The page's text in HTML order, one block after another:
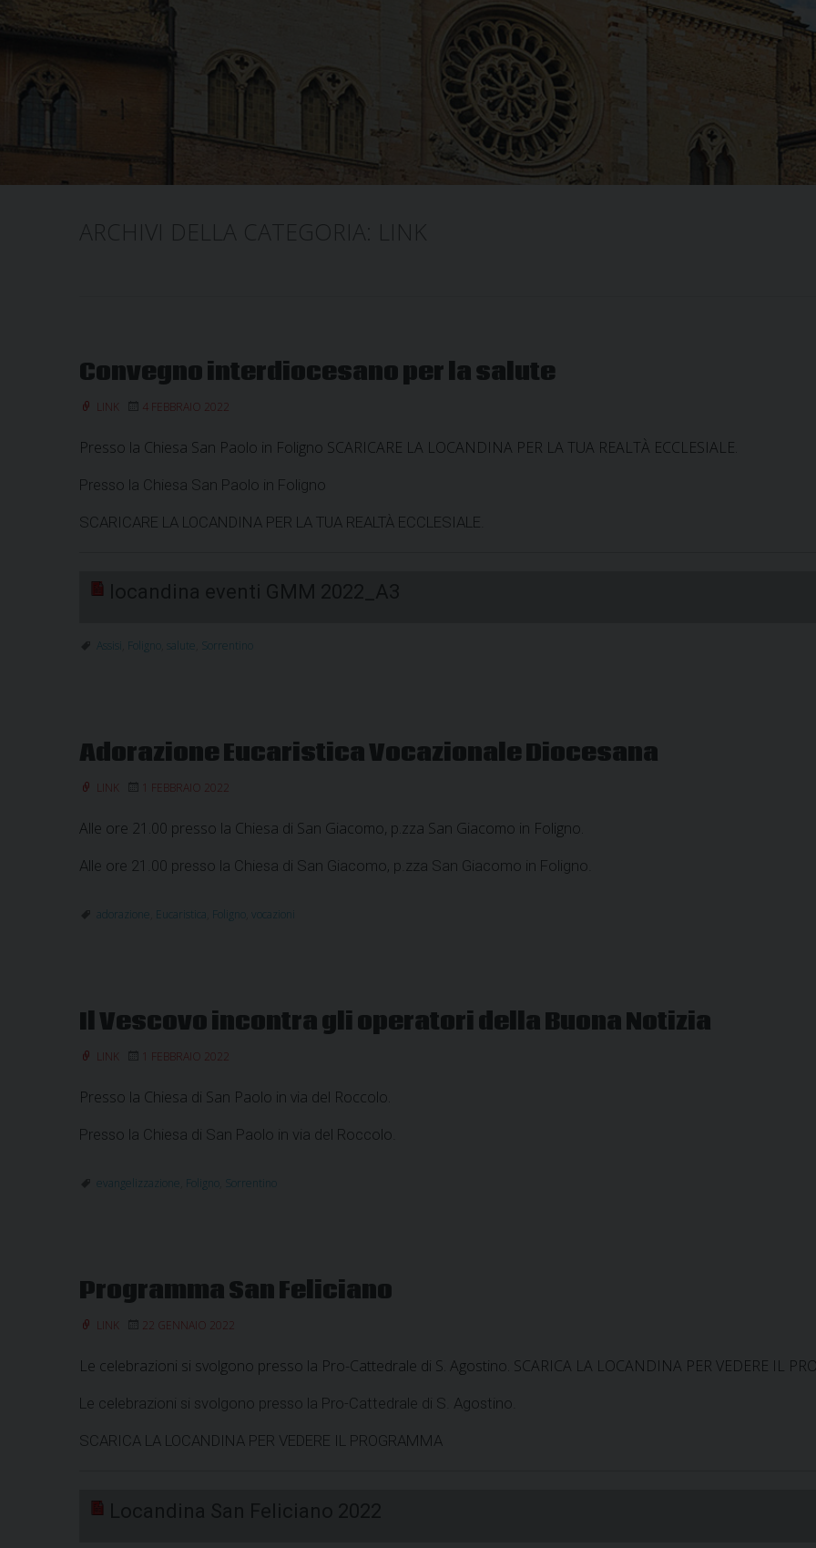
Convegno interdiocesano per la salute
LINK 4 FEBBRAIO 2022
Presso la Chiesa San Paolo in Foligno SCARICARE LA LOCANDINA PER LA TUA REALTÀ ECCLESIALE.
Presso la Chiesa San Paolo in Foligno
SCARICARE LA LOCANDINA PER LA TUA REALTÀ ECCLESIALE.
Assisi Foligno salute Sorrentino
Adorazione Eucaristica Vocazionale Diocesana
LINK 1 FEBBRAIO 2022
Alle ore 21.00 presso la Chiesa di San Giacomo, p.zza San Giacomo in Foligno.
Alle ore 21.00 presso la Chiesa di San Giacomo, p.zza San Giacomo in Foligno.
adorazione Eucaristica Foligno vocazioni
Il Vescovo incontra gli operatori della Buona Notizia
LINK 1 FEBBRAIO 2022
Presso la Chiesa di San Paolo in via del Roccolo.
Presso la Chiesa di San Paolo in via del Roccolo.
evangelizzazione Foligno Sorrentino
Programma San Feliciano
LINK 22 GENNAIO 2022
Le celebrazioni si svolgono presso la Pro-Cattedrale di S. Agostino. SCARICA LA LOCANDINA PER VEDERE IL
Le celebrazioni si svolgono presso la Pro-Cattedrale di S. Agostino.
SCARICA LA LOCANDINA PER VEDERE IL PROGRAMMA